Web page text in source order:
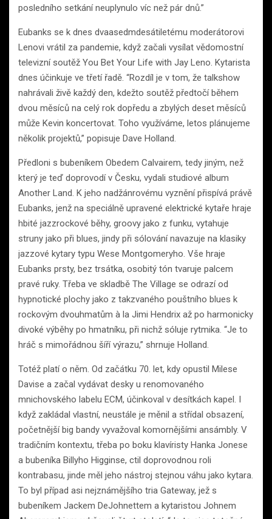
posledního setkání neuplynulo víc než pár dnů.”
Eubanks se k dnes dvaasedmdesátiletému moderátorovi
Lenovi vrátil za pandemie, když začali vysílat vědomostní
televizní soutěž You Bet Your Life with Jay Leno. Kytarista
dnes účinkuje ve třetí řadě. “Rozdíl je v tom, že talkshow
nahrávali živě každý den, kdežto soutěž předtočí během
dvou měsíců na celý rok dopředu a zbylých deset měsíců
může Kevin koncertovat. Toho využíváme, letos plánujeme
několik projektů,” popisuje Dave Holland.
Předloni s bubeníkem Obedem Calvairem, tedy jiným, než
který je teď doprovodí v Česku, vydali studiové album
Another Land. K jeho nadžánrovému vyznění přispívá právě
Eubanks, jenž na speciálně upravené elektrické kytaře hraje
hbité jazzrockové běhy, groovy jako z funku, vytahuje
struny jako při blues, jindy při sólování navazuje na klasiky
jazzové kytary typu Wese Montgomeryho. Vše hraje
Eubanks prsty, bez trsátka, osobitý tón tvaruje palcem
pravé ruky. Třeba ve skladbě The Village se odrazí od
hypnotické plochy jako z takzvaného pouštního blues k
rockovým dvouhmatům à la Jimi Hendrix až po harmonicky
divoké výběhy po hmatníku, při nichž sóluje rytmika. “Je to
hráč s mimořádnou šíří výrazu,” shrnuje Holland.
Totéž platí o něm. Od začátku 70. let, kdy opustil Milese
Davise a začal vydávat desky u renomovaného
mnichovského labelu ECM, účinkoval v desítkách kapel. I
když zakládal vlastní, neustále je měnil a střídal obsazení,
početnější big bandy vyvažoval komornějšími ansámbly. V
tradičním kontextu, třeba po boku klavíristy Hanka Jonese
a bubeníka Billyho Higginse, ctil doprovodnou roli
kontrabasu, jinde měl jeho nástroj stejnou váhu jako kytara.
To byl případ asi nejznámějšího tria Gateway, jež s
bubeníkem Jackem DeJohnettem a kytaristou Johnem